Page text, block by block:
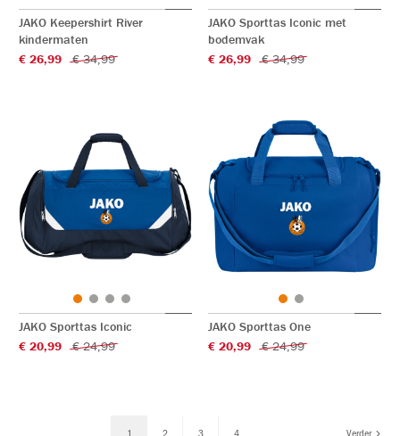
JAKO Keepershirt River
kindermaten
€ 26,99
€ 34,99
JAKO Sporttas Iconic met
bodemvak
€ 26,99
€ 34,99
JAKO Sporttas Iconic
€ 20,99
€ 24,99
JAKO Sporttas One
€ 20,99
€ 24,99
1 2 3 4 Verder